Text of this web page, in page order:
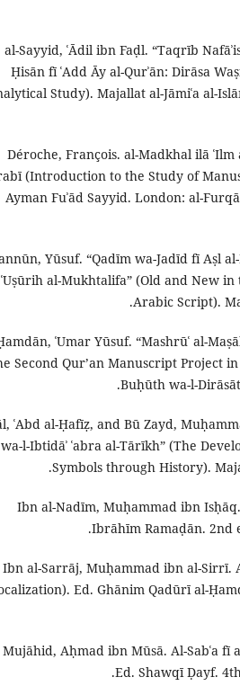
al-Sayyid, ʿĀdil ibn Faḍl. “Taqrīb
Ḥisān fī ʿAdd Āy al-Qurʾān: Dirāsa
Study). Majallat al-Jāmiʿa al-
Déroche, François. al-Madkhal ilā
(Introduction to the Study of
Ayman Fuʾād Sayyid. London: al-
Yūsuf. “Qadīm wa-Jadīd fī Aṣl
al-Mukhtalifa” (Old and New
Arabic Script).
ʿUmar Yūsuf. “Mashrūʿ al-
Second Qur’an Manuscript Project
Buḥūth wa-l-Dirāsāt
ʿAbd al-Ḥafīẓ, and Bū Zayd,
wa-l-Ibtidāʾ ʿabra al-Tārīkh” (The
Symbols through History).
Ibn al-Nadīm, Muḥammad ibn
Ibrāhīm Ramaḍān. 2nd
Ibn al-Sarrāj, Muḥammad ibn al-Sirrī.
Ed. Ghānim Qadūrī al-
Aḥmad ibn Mūsā. Al-Sabʿa fī
Ed. Shawqī Ḍayf.